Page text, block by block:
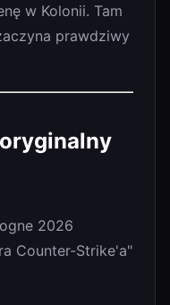
w Kolonii. Tam
prawdziwy
2026
Counter-Strike'a"